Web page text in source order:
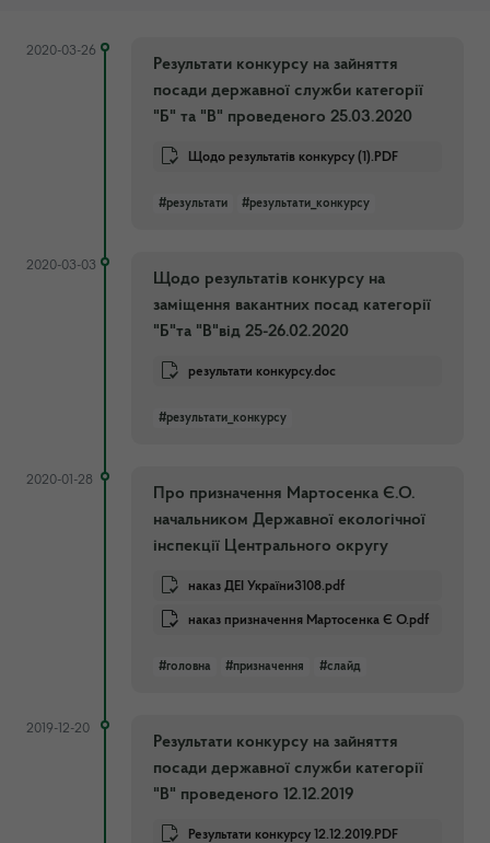
2020-03-26
Результати конкурсу на зайняття
посади державної служби категорії
"Б" та "В" проведеного 25.03.2020
Щодо результатів конкурсу (1).PDF
#результати #результати_конкурсу
2020-03-03
Щодо результатів конкурсу на
заміщення вакантних посад категорії
"Б"та "В"від 25-26.02.2020
результати конкурсу.doc
#результати_конкурсу
2020-01-28
Про призначення Мартосенка Є.О.
начальником Державної екологічної
інспекції Центрального округу
наказ ДЕІ України3108.pdf
наказ призначення Мартосенка Є О.pdf
#головна #призначення #слайд
2019-12-20
Результати конкурсу на зайняття
посади державної служби категорії
"В" проведеного 12.12.2019
Результати конкурсу 12.12.2019.PDF